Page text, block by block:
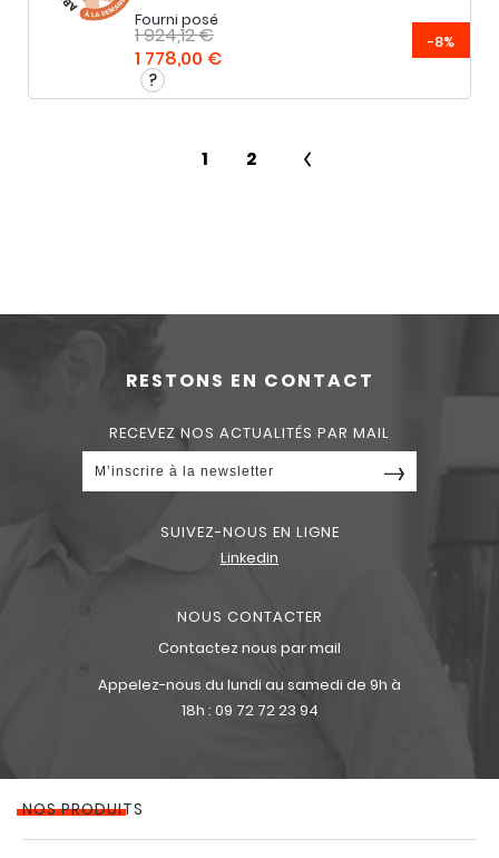
Fourni posé
1 924,12 €
1 778,00 €
-8%
1 2
RESTONS EN CONTACT
RECEVEZ NOS ACTUALITÉS PAR MAIL
SUIVEZ-NOUS EN LIGNE
Linkedin
NOUS CONTACTER
Contactez nous par mail
Appelez-nous du lundi au samedi de 9h à
18h : 09 72 72 23 94
NOS PRODUITS